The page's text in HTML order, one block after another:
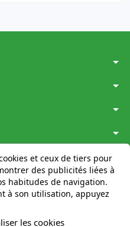
arrow_drop_down
arrow_drop_down
arrow_drop_down
arrow_drop_down
et ceux de tiers pour
des publicités liées à
habitudes de navigation.
à son utilisation, appuyez
les cookies